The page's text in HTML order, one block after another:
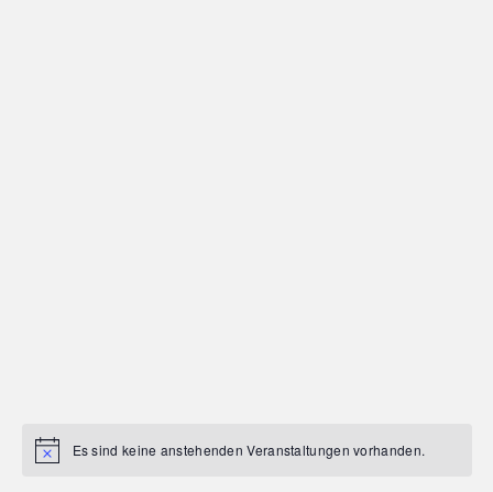
Es sind keine anstehenden Veranstaltungen vorhanden.